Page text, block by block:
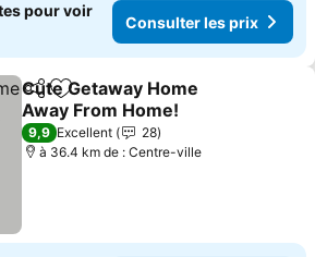
pour voir
Consulter les prix
PartagerAjouter à mes favoris
Cute Getaway Home
Away From Home!
9,9 Excellent
28
à 36.4 km de : Centre-ville